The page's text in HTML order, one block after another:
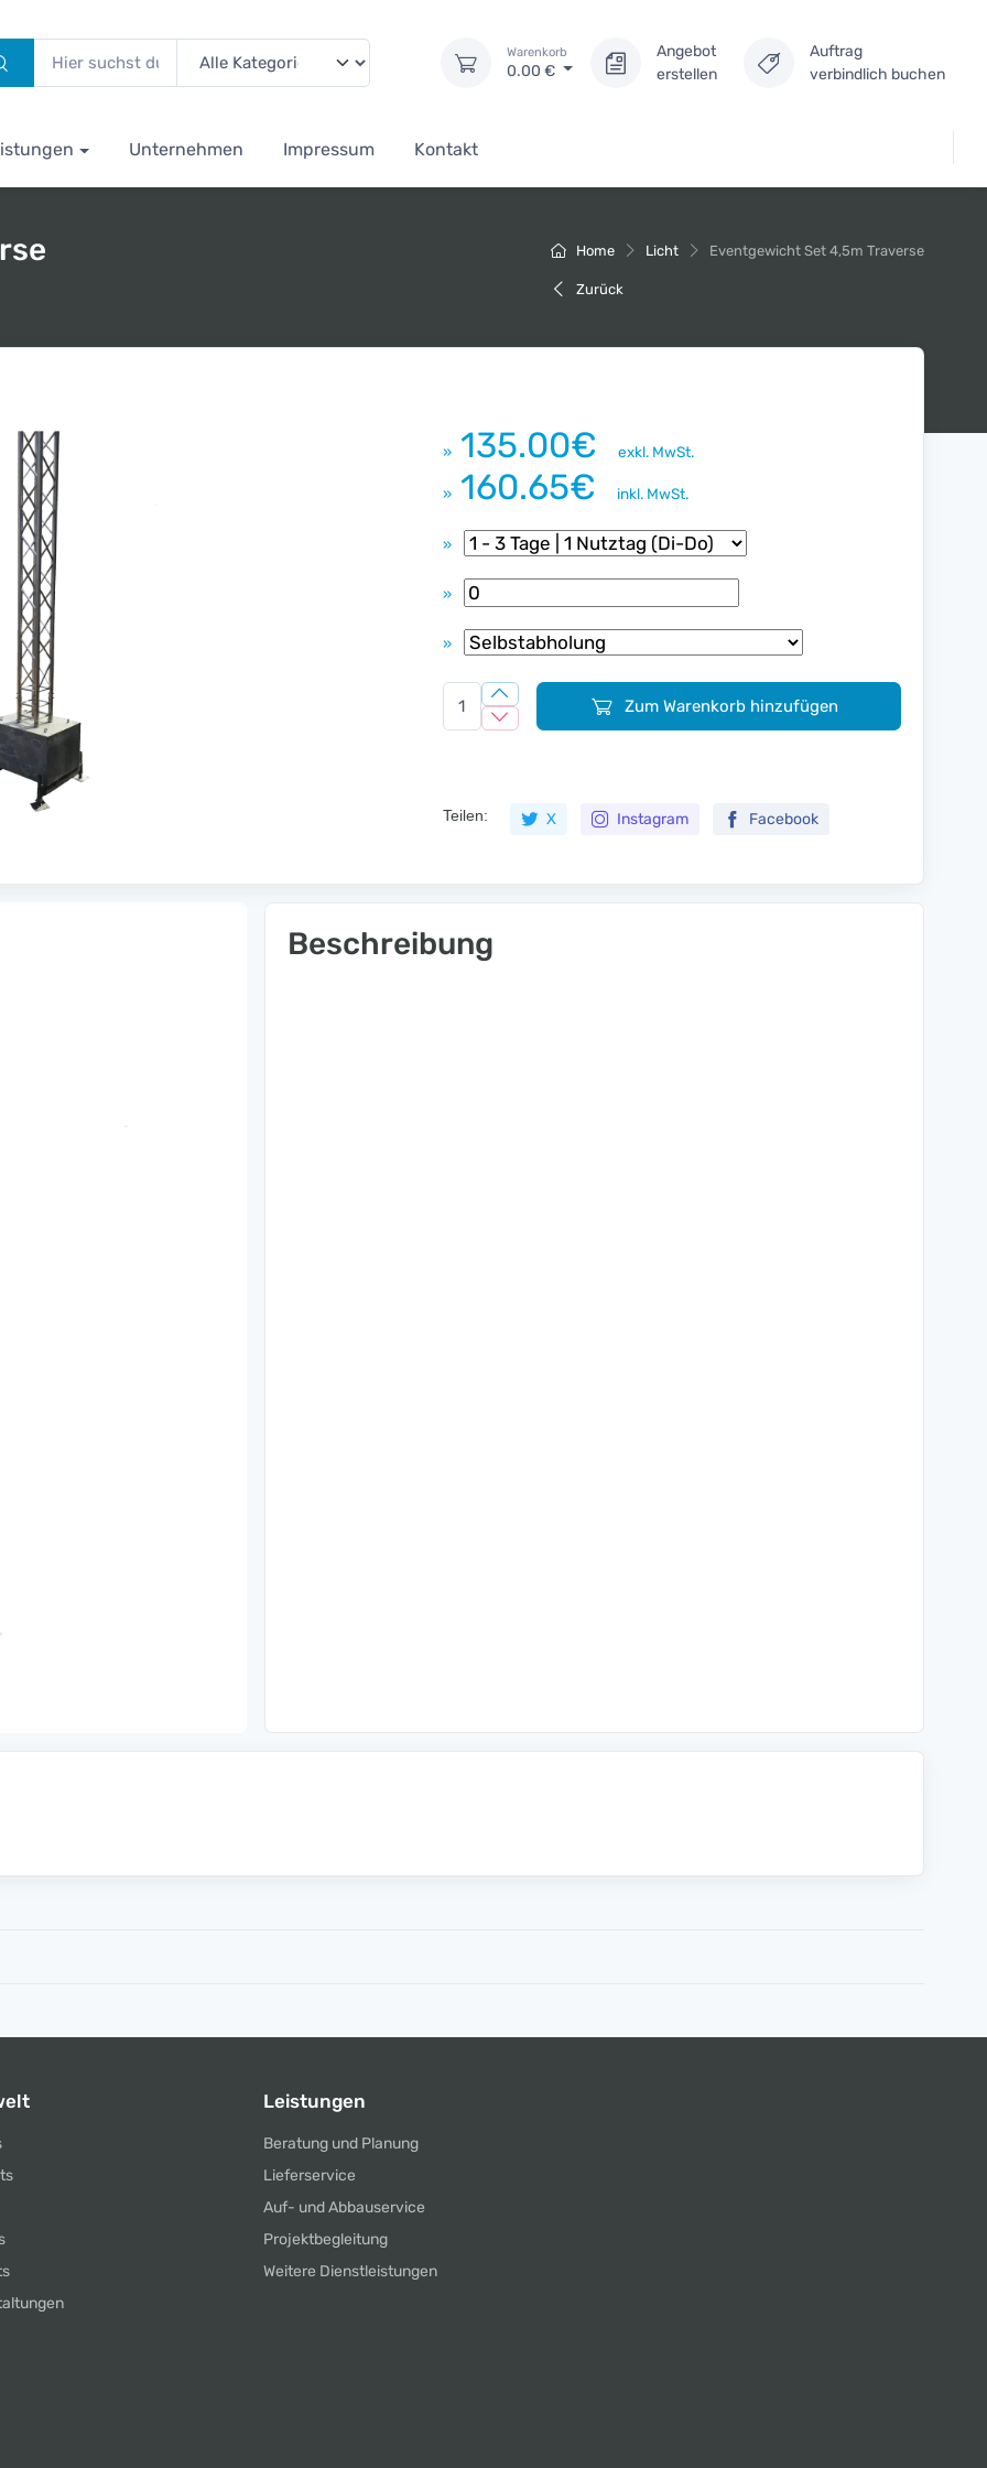
Warenkorb
0.00 €
Angebot
erstellen
Auftrag
verbindlich buchen
Unternehmen Impressum Kontakt
Home Licht Eventgewicht Set 4,5m Traverse
Zurück
» 135.00€ exkl. MwSt.
» 160.65€ inkl. MwSt.
»
»
»
Zum Warenkorb hinzufügen
Teilen: X Instagram Facebook
Beschreibung
Leistungen
Beratung und Planung
Lieferservice
Auf- und Abbauservice
Projektbegleitung
Weitere Dienstleistungen